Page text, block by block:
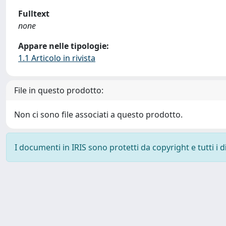
Fulltext
none
Appare nelle tipologie:
1.1 Articolo in rivista
File in questo prodotto:
Non ci sono file associati a questo prodotto.
I documenti in IRIS sono protetti da copyright e tutti i